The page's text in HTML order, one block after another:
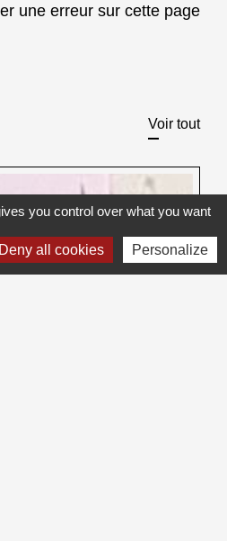
une erreur sur cette page
Voir tout
you control over what you want
Deny all cookies Personalize